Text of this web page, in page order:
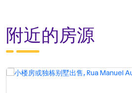
附近的房源